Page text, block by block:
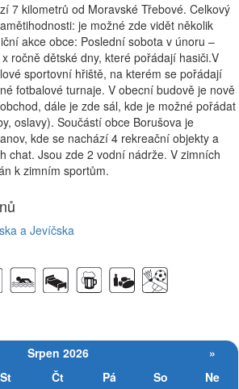
7 kilometrů od Moravské Třebové. Celkový
je možné zde vidět několik
akce obce: Poslední sobota v únoru –
ročně dětské dny, které pořádají hasiči.V
sportovní hřiště, na kterém se pořádají
fotbalové turnaje. V obecní budově je nově
dále je zde sál, kde je možné pořádat
oslavy). Součástí obce Borušova je
kde se nachází 4 rekreační objekty a
chat. Jsou zde 2 vodní nádrže. V zimních
k zimním sportům.
a Jevíčska
Srpen 2026
»
St Čt Pá So
Ne